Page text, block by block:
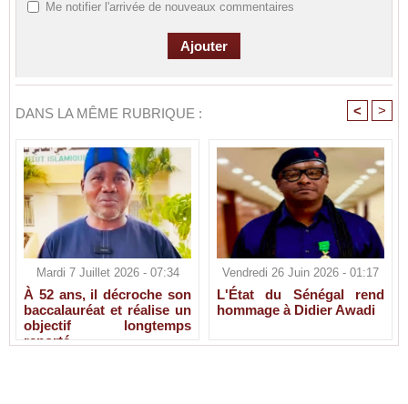
Me notifier l'arrivée de nouveaux commentaires
DANS LA MÊME RUBRIQUE : < >
Mardi 7 Juillet 2026 - 07:34
À 52 ans, il décroche son
baccalauréat et réalise un
objectif longtemps
reporté
Vendredi 26 Juin 2026 - 01:17
L'État du Sénégal rend
hommage à Didier Awadi